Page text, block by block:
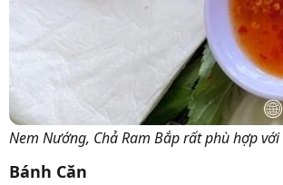
Nem Nướng, Chả Ram Bắp rất phù hợp
Bánh Căn